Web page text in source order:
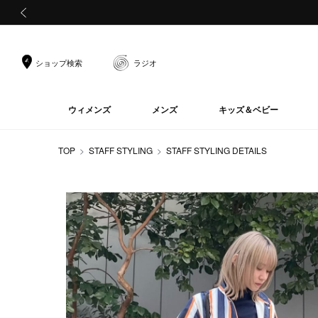
ショップ検索 ラジオ
ウィメンズ メンズ キッズ＆ベビー
TOP STAFF STYLING STAFF STYLING DETAILS